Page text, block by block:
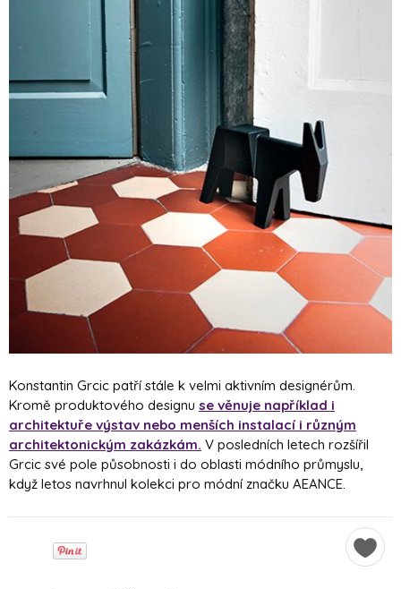
Konstantin Grcic patří stále k velmi aktivním designérům.
Kromě produktového designu se věnuje například i
architektuře výstav nebo menších instalací i různým
architektonickým zakázkám. V posledních letech rozšířil
Grcic své pole působnosti i do oblasti módního průmyslu,
když letos navrhnul kolekci pro módní značku AEANCE.